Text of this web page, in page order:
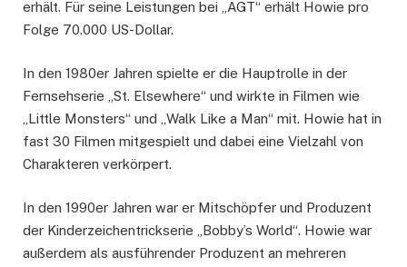
erhält. Für seine Leistungen bei „AGT“ erhält Howie pro
Folge 70.000 US-Dollar.
In den 1980er Jahren spielte er die Hauptrolle in der
Fernsehserie „St. Elsewhere“ und wirkte in Filmen wie
„Little Monsters“ und „Walk Like a Man“ mit. Howie hat in
fast 30 Filmen mitgespielt und dabei eine Vielzahl von
Charakteren verkörpert.
In den 1990er Jahren war er Mitschöpfer und Produzent
der Kinderzeichentrickserie „Bobby’s World“. Howie war
außerdem als ausführender Produzent an mehreren